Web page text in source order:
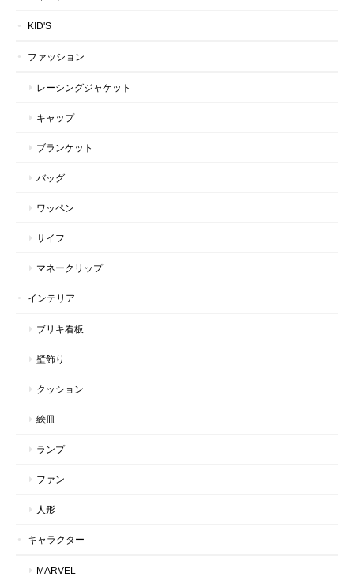
KID'S
ファッション
レーシングジャケット
キャップ
ブランケット
バッグ
ワッペン
サイフ
マネークリップ
インテリア
ブリキ看板
壁飾り
クッション
絵皿
ランプ
ファン
人形
キャラクター
MARVEL